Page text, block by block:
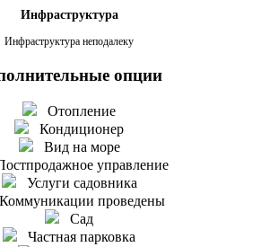
Инфраструктура
Инфраструктура неподалеку
опции
Отопление
Кондиционер
Вид на море
управление
Услуги садовника
проведены
Сад
Частная парковка